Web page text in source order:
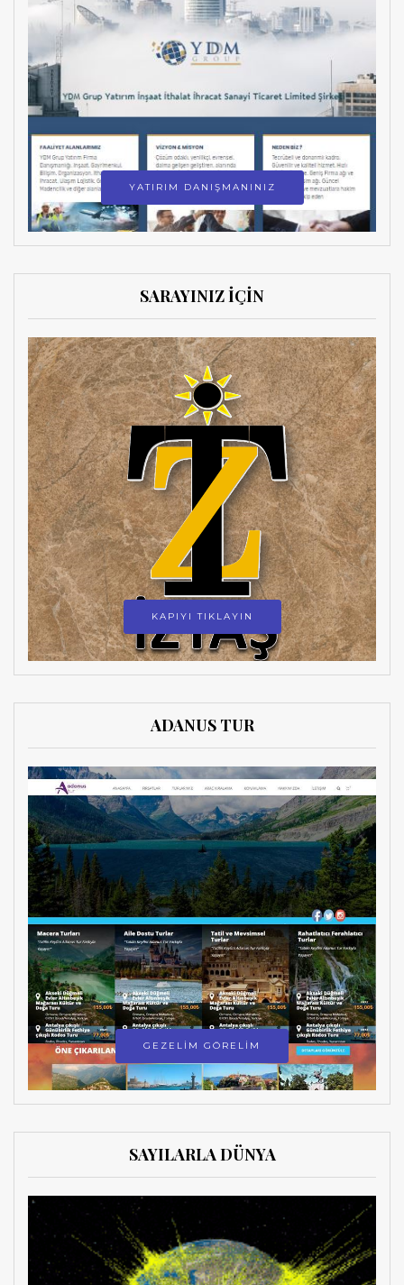
YATIRIM DANIŞMANINIZ
SARAYINIZ İÇİN
KAPIYI TIKLAYIN
ADANUS TUR
GEZELİM GÖRELİM
SAYILARLA DÜNYA